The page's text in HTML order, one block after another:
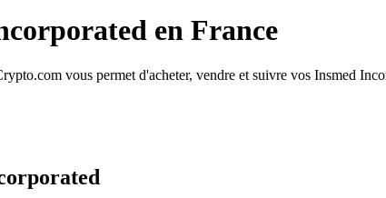
en France
vous permet d'acheter, vendre et suivre vos Insmed